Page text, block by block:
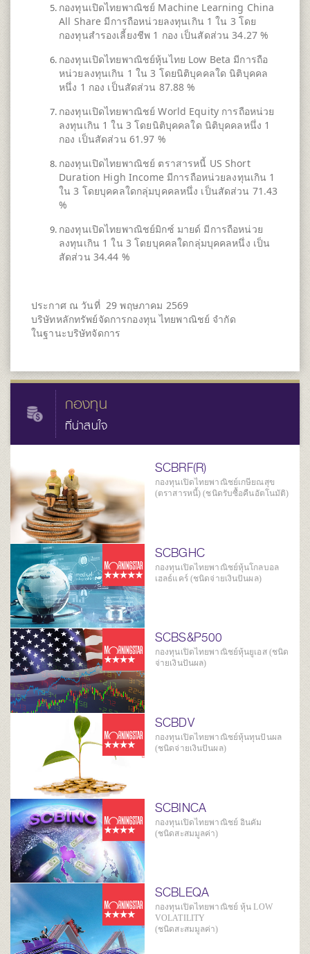
กองทุนเปิดไทยพาณิชย์ Machine Learning China
All Share มีการถือหน่วยลงทุนเกิน 1 ใน 3 โดย
กองทุนสำรองเลี้ยงชีพ 1 กอง เป็นสัดส่วน 34.27 %
กองทุนเปิดไทยพาณิชย์หุ้นไทย Low Beta มีการถือ
หน่วยลงทุนเกิน 1 ใน 3 โดยนิติบุคคลใด นิติบุคคล
หนึ่ง 1 กอง เป็นสัดส่วน 87.88 %
กองทุนเปิดไทยพาณิชย์ World Equity การถือหน่วย
ลงทุนเกิน 1 ใน 3 โดยนิติบุคคลใด นิติบุคคลหนึ่ง 1
กอง เป็นสัดส่วน 61.97 %
กองทุนเปิดไทยพาณิชย์ ตราสารหนี้ US Short
Duration High Income มีการถือหน่วยลงทุนเกิน 1
ใน 3 โดยบุคคลใดกลุ่มบุคคลหนึ่ง เป็นสัดส่วน 71.43
%
กองทุนเปิดไทยพาณิชย์มิกซ์ มายด์ มีการถือหน่วย
ลงทุนเกิน 1 ใน 3 โดยบุคคลใดกลุ่มบุคคลหนึ่ง เป็น
สัดส่วน 34.44 %
ประกาศ ณ วันที่ 29 พฤษภาคม 2569
บริษัทหลักทรัพย์จัดการกองทุน ไทยพาณิชย์ จำกัด
ในฐานะบริษัทจัดการ
กองทุน
ที่น่าสนใจ
SCBRF(R)
กองทุนเปิดไทยพาณิชย์เกษียณสุข
(ตราสารหนี้) (ชนิดรับซื้อคืนอัตโนมัติ)
SCBGHC
กองทุนเปิดไทยพาณิชย์หุ้นโกลบอล
เฮลธ์แคร์ (ชนิดจ่ายเงินปันผล)
SCBS&P500
กองทุนเปิดไทยพาณิชย์หุ้นยูเอส (ชนิด
จ่ายเงินปันผล)
SCBDV
กองทุนเปิดไทยพาณิชย์หุ้นทุนปันผล
(ชนิดจ่ายเงินปันผล)
SCBINCA
กองทุนเปิดไทยพาณิชย์ อินคัม
(ชนิดสะสมมูลค่า)
SCBLEQA
กองทุนเปิดไทยพาณิชย์ หุ้น LOW
VOLATILITY
(ชนิดสะสมมูลค่า)